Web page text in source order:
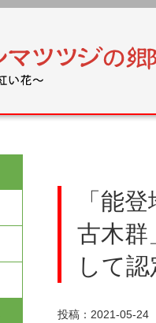
「能
古木
して認
投稿：2021-05-24